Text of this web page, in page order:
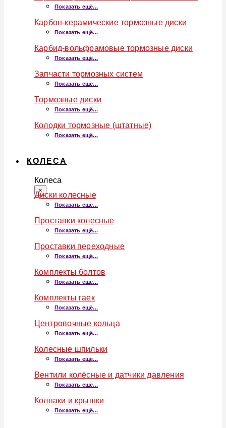
Показать ещё...
Карбон-керамические тормозные диски
Показать ещё...
Карбид-вольфрамовые тормозные диски
Показать ещё...
Запчасти тормозных систем
Показать ещё...
Тормозные диски
Показать ещё...
Колодки тормозные (штатные)
Показать ещё...
КОЛЕСА
Колеса
×
Диски колесные
Показать ещё...
Проставки колесные
Показать ещё...
Проставки переходные
Показать ещё...
Комплекты болтов
Показать ещё...
Комплекты гаек
Показать ещё...
Центровочные кольца
Показать ещё...
Колесные шпильки
Показать ещё...
Вентили колёсные и датчики давления
Показать ещё...
Колпаки и крышки
Показать ещё...